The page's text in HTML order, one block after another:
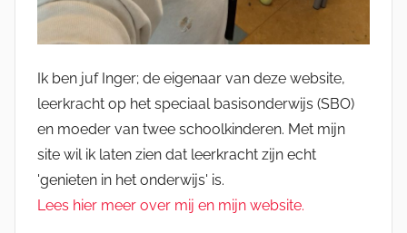
Ik ben juf Inger; de eigenaar van deze website,
leerkracht op het speciaal basisonderwijs (SBO)
en moeder van twee schoolkinderen. Met mijn
site wil ik laten zien dat leerkracht zijn echt
'genieten in het onderwijs' is.
Lees hier meer over mij en mijn website.